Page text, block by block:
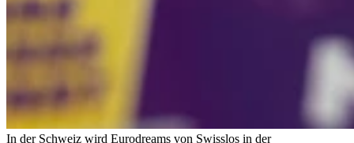
In der Schweiz wird Eurodreams von Swisslos in der